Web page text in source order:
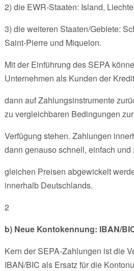
2) die EWR-Staaten: Island,
3) die weiteren Staaten/Gebiete:
Saint-Pierre und Miquelon.
Mit der Einführung des SEPA
Unternehmen als Kunden der
dann auf Zahlungsinstrumente
zu vergleichbaren Bedingungen zur
Verfügung stehen. Zahlungen
dann genauso schnell, einfach und
gleichen Preisen abgewickelt
innerhalb Deutschlands.
2
b) Neue Kontokennung: IBAN/
Kern der SEPA-Zahlungen ist die
IBAN/BIC als Ersatz für die